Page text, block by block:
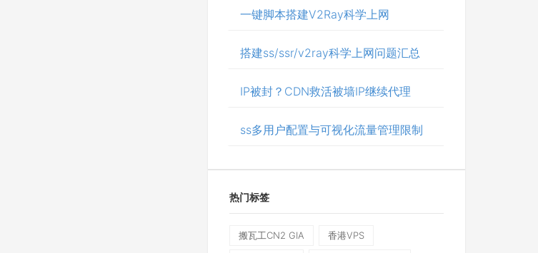
一键脚本搭建V2Ray科学上网
搭建ss/ssr/v2ray科学上网问题汇总
IP被封？CDN救活被墙IP继续代理
ss多用户配置与可视化流量管理限制
热门标签
搬瓦工CN2 GIA 香港VPS